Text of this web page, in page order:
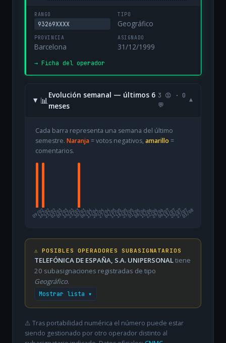
RANGO
93269XXXX
TIPO
Geográfico
PROVINCIA
Barcelona
ASIGNADO
31/12/1999
→ Ficha del operador
📊
Evolución semanal — últimos 6
meses
3 😡 · 0
💬
▾
Cada barra representa una semana del último
semestre. Naranja= votos negativos, amarillo =
comentarios.
09/02
16/0223/0202/0309/0316/0323/0330/0306/0413/0420/0427/0404/0511/0518/0525/0501/0608/0615/0622/0629/0606/0713/0720/0727/07
03/08
⚠️ POSIBLES OPERADORES SUBASIGNATARIOS
TELEFÓNICA DE ESPAÑA, S.A. UNIPERSONALtiene
20 subasignaciones registradas de tipo
Geográfico.
Mostrar lista ▾
⚠️ Tras portabilidad numérica el número puede estar
siendo gestionado por otro operador distinto al